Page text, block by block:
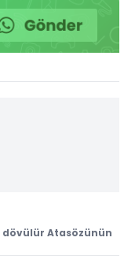
dövülür Atasözünün